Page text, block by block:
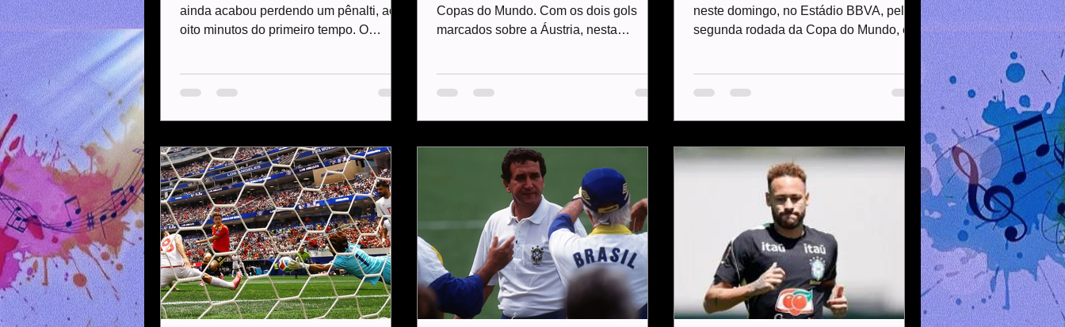
ainda acabou perdendo um pênalti, aos
oito minutos do primeiro tempo. O
desperdiçada em Mundiais. Ao falar
Scaloni aproveitou para elogiar a
equipe, que não se abateu, e o camisa
10. + Maior artilheiro da história das
Copas, Messi tem mais recordes pela
Argentina; confira todos - Não deixa de
ser um gol, mas a equipe fez cois
Copas do Mundo. Com os dois gols
marcados sobre a Áustria, nesta
da Copa de 2026. O 2 a 0 classificou a
chance de abrir o placar no começo do
jogo ao chutar uma cobrança de pênalti
para fora. Meia hora depois, acertou um
golaço e bateu o recorde de Klose ao
chegar ao 17º em Copas. Na reta final,
ampliou e chegou ao 18
neste domingo, no Estádio BBVA, pela
segunda rodada da Copa do Mundo, em
resultado deixou os japoneses mais
seleção tunisiana, que estreava sob o
comando do Hervé Renard. A partida
contou ainda com a presença especial
nas arquibancadas. A princesa Kako de
Akishino acompanhou o duelo,
enquanto a torcida mexicana, que
compareceu ao est